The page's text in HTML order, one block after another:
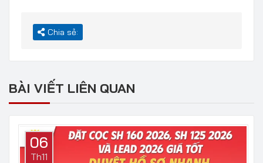
Chia sẻ:
BÀI VIẾT LIÊN QUAN
06
Th11